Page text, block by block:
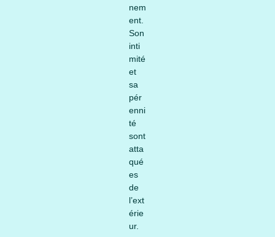
nem
ent.
Son
inti
mité
et
sa
pér
enni
té
sont
atta
qué
es
de
l’ext
érie
ur.